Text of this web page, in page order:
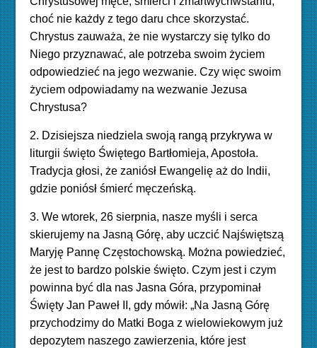
choć nie każdy z tego daru chce skorzystać.
Chrystus zauważa, że nie wystarczy się tylko do
Niego przyznawać, ale potrzeba swoim życiem
odpowiedzieć na jego wezwanie. Czy więc swoim
życiem odpowiadamy na wezwanie Jezusa
Chrystusa?
2. Dzisiejsza niedziela swoją rangą przykrywa w
liturgii święto Świętego Bartłomieja, Apostoła.
Tradycja głosi, że zaniósł Ewangelię aż do Indii,
gdzie poniósł śmierć męczeńską.
3. We wtorek, 26 sierpnia, nasze myśli i serca
skierujemy na Jasną Górę, aby uczcić Najświętszą
Maryję Pannę Częstochowską. Można powiedzieć,
że jest to bardzo polskie święto. Czym jest i czym
powinna być dla nas Jasna Góra, przypominał
Święty Jan Paweł II, gdy mówił: „Na Jasną Górę
przychodzimy do Matki Boga z wielowiekowym już
depozytem naszego zawierzenia, które jest